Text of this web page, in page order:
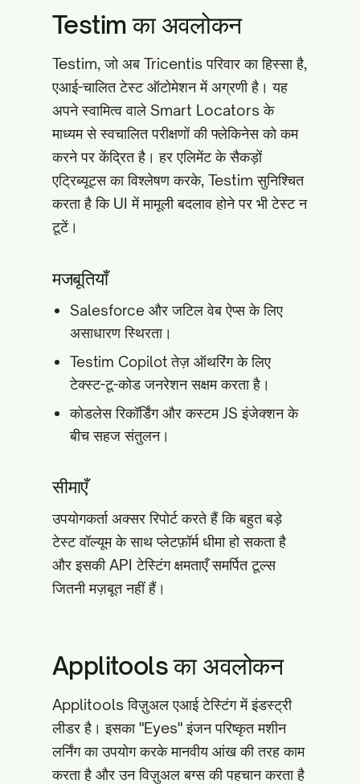
Testim का अवलोकन
Testim, जो अब Tricentis परिवार का हिस्सा है,
एआई-चालित टेस्ट ऑटोमेशन में अग्रणी है। यह
अपने स्वामित्व वाले Smart Locators के
माध्यम से स्वचालित परीक्षणों की फ्लेकिनेस को कम
करने पर केंद्रित है। हर एलिमेंट के सैकड़ों
एट्रिब्यूट्स का विश्लेषण करके, Testim सुनिश्चित
करता है कि UI में मामूली बदलाव होने पर भी टेस्ट न
टूटें।
मजबूतियाँ
Salesforce और जटिल वेब ऐप्स के लिए
असाधारण स्थिरता।
Testim Copilot तेज़ ऑथरिंग के लिए
टेक्स्ट-टू-कोड जनरेशन सक्षम करता है।
कोडलेस रिकॉर्डिंग और कस्टम JS इंजेक्शन के
बीच सहज संतुलन।
सीमाएँ
उपयोगकर्ता अक्सर रिपोर्ट करते हैं कि बहुत बड़े
टेस्ट वॉल्यूम के साथ प्लेटफ़ॉर्म धीमा हो सकता है
और इसकी API टेस्टिंग क्षमताएँ समर्पित टूल्स
जितनी मज़बूत नहीं हैं।
Applitools का अवलोकन
Applitools विज़ुअल एआई टेस्टिंग में इंडस्ट्री
लीडर है। इसका "Eyes" इंजन परिष्कृत मशीन
लर्निंग का उपयोग करके मानवीय आंख की तरह काम
करता है और उन विज़ुअल बग्स की पहचान करता है